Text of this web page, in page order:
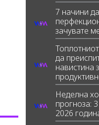
7 начини
зачувате
да
навистина
Неделна
прогноза:
2026